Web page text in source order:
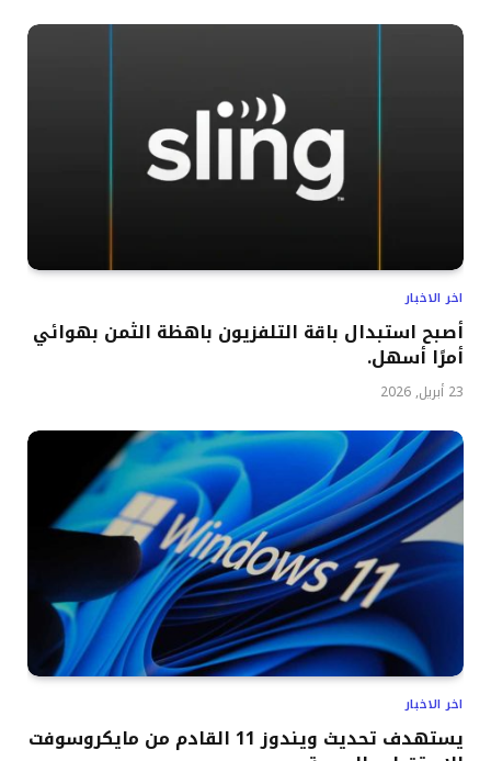
اخر الاخبار
أصبح استبدال باقة التلفزيون باهظة الثمن بهوائي
أمرًا أسهل.
23 أبريل, 2026
اخر الاخبار
يستهدف تحديث ويندوز 11 القادم من مايكروسوفت